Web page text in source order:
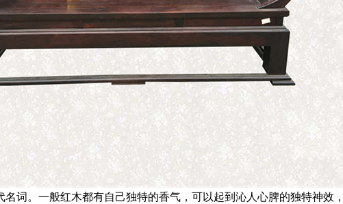
。一般红木都有自己独特的香气，可以起到沁人心脾的独特神效